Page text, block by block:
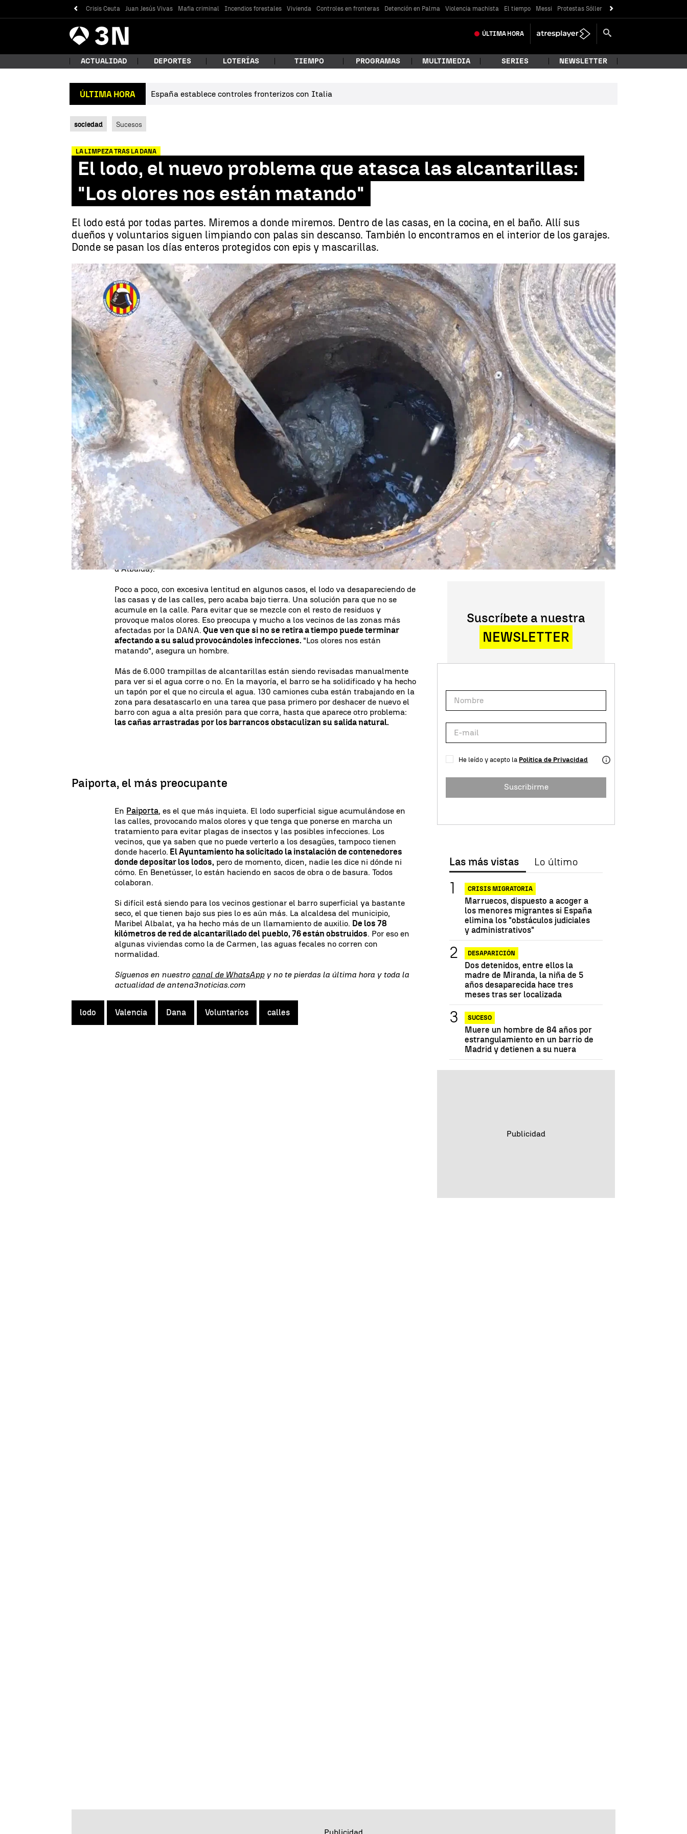
Crisis Ceuta Juan Jesús Vivas Mafia criminal Incendios forestales Vivienda Controles en fronteras Detención en Palma Violencia machista El tiempo Messi Protestas Sóller
Antena
3 Noticias ÚLTIMA HORA
ACTUALIDAD DEPORTES LOTERÍAS TIEMPO PROGRAMAS MULTIMEDIA SERIES NEWSLETTER
ÚLTIMA HORA España establece controles fronterizos con Italia
sociedad Sucesos
LA LIMPEZA TRAS LA DANA
El lodo, el nuevo problema que atasca las alcantarillas:
"Los olores nos están matando"
El lodo está por todas partes. Miremos a donde miremos. Dentro de las casas, en la cocina, en el baño. Allí sus
dueños y voluntarios siguen limpiando con palas sin descanso. También lo encontramos en el interior de los garajes.
Donde se pasan los días enteros protegidos con epis y mascarillas.
El lodo, el nuevo problema que atasca las alcantarillas |Antena 3 Noticias
Juan Novo Madrid
Publicado:19 de noviembre de 2024, 18:44 WhatsappFacebook Linkedin
Con las palas van extrayendo el lodo a la calle aunque el problema es que
terminan atascando las alcantarillas. Nuestra compañera de Antena 3 Noticias
Isabel Goyanes es testigo de la limpieza de parte de los casi cinco millones de
metros cúbicos de barro y lodo que se extienden por la zona de la catástrofe.Es la
cantidad que sería necesaria para asfaltar una carretera de Madrid a través de
toda Europa hasta llegar a Kiev, Ucrania,pero en esta ocasión empieza a
convertirse en uno de los mayores problemas. Acabar con ello es urgente. Por eso
ya han empezado a trasladarlo a9 canteras valencianas de 8 municipios
(Bétera, Náquera, Riba-roja de Turia, Buñol, Corbera, Llaurí, Bellús y Azteneta
d'Albaida).
Poco a poco, con excesiva lentitud en algunos casos, el lodo va desapareciendo de
las casas y de las calles, pero acaba bajo tierra. Una solución para que no se
acumule en la calle. Para evitar que se mezcle con el resto de residuos y
provoque malos olores. Eso preocupa y mucho a los vecinos de las zonas más
afectadas por la DANA. Que ven que si no se retira a tiempo puede terminar
afectando a su salud provocándoles infecciones. "Los olores nos están
matando", asegura un hombre.
Más de 6.000 trampillas de alcantarillas están siendo revisadas manualmente
para ver si el agua corre o no. En la mayoría, el barro se ha solidificado y ha hecho
un tapón por el que no circula el agua. 130 camiones cuba están trabajando en la
zona para desatascarlo en una tarea que pasa primero por deshacer de nuevo el
barro con agua a alta presión para que corra, hasta que aparece otro problema:
las cañas arrastradas por los barrancos obstaculizan su salida natural.
Paiporta, el más preocupante
En Paiporta, es el que más inquieta. El lodo superficial sigue acumulándose en
las calles, provocando malos olores y que tenga que ponerse en marcha un
tratamiento para evitar plagas de insectos y las posibles infecciones. Los
vecinos, que ya saben que no puede verterlo a los desagües, tampoco tienen
donde hacerlo. El Ayuntamiento ha solicitado la instalación de contenedores
donde depositar los lodos, pero de momento, dicen, nadie les dice ni dónde ni
cómo. En Benetússer, lo están haciendo en sacos de obra o de basura. Todos
colaboran.
Si difícil está siendo para los vecinos gestionar el barro superficial ya bastante
seco, el que tienen bajo sus pies lo es aún más. La alcaldesa del municipio,
Maribel Albalat, ya ha hecho más de un llamamiento de auxilio. De los 78
kilómetros de red de alcantarillado del pueblo, 76 están obstruidos. Por eso en
algunas viviendas como la de Carmen, las aguas fecales no corren con
normalidad.
Síguenos en nuestro canal de WhatsAppy no te pierdas la última hora y toda la
actualidad de antena3noticias.com
lodo Valencia Dana Voluntarios calles
Suscríbete a nuestra
NEWSLETTER
He leído y acepto la Política de Privacidad
Suscribirme
Las más vistas Lo último
CRISIS MIGRATORIA
Marruecos, dispuesto a acoger a
los menores migrantes si España
elimina los "obstáculos judiciales
y administrativos"
DESAPARICIÓN
Dos detenidos, entre ellos la
madre de Miranda, la niña de 5
años desaparecida hace tres
meses tras ser localizada
SUCESO
Muere un hombre de 84 años por
estrangulamiento en un barrio de
Madrid y detienen a su nuera